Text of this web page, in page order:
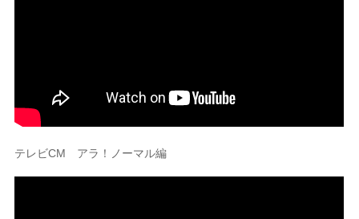
テレビCM アラ！ノーマル編